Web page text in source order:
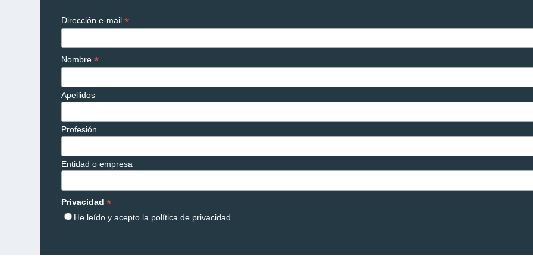
Dirección e-mail*
Nombre*
Apellidos
Profesión
Entidad o empresa
Privacidad*
He leído y acepto la política de privacidad